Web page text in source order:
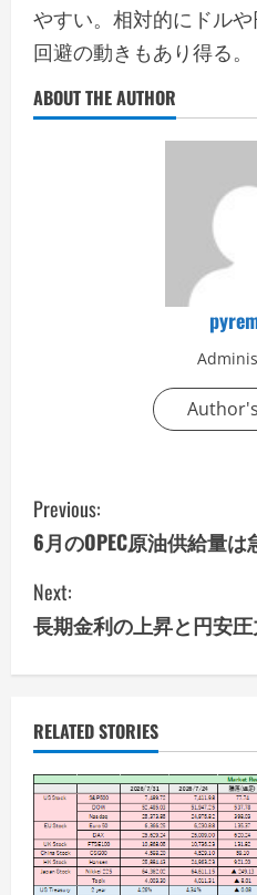
やすい。相対的にドル
回避の動きもあり得る。
ABOUT THE AUTHOR
C
o
n
t
i
n
u
e
R
Previous:
6月のOPEC原油供給量は
Next:
長期金利の上昇と円安圧
RELATED STORIES